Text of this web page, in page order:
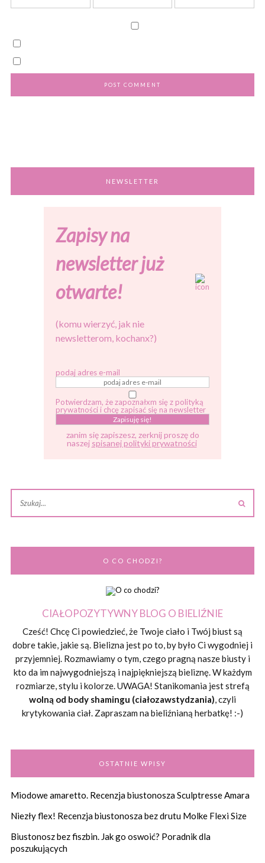
NEWSLETTER
Zapisy na
newsletter już
otwarte!
(komu wierzyć, jak nie
newsletterom, kochanx?)
podaj adres e-mail
Potwierdzam, że zapoznałxm się z polityką
prywatności i chcę zapisać się na newsletter
zanim się zapiszesz, zerknij proszę do
naszej spisanej polityki prywatności
O CO CHODZI?
CIAŁOPOZYTYWNY BLOG O BIELIŹNIE
Cześć! Chcę Ci powiedzieć, że Twoje ciało i Twój biust są
dobre takie, jakie są. Bielizna jest po to, by było Ci wygodniej i
przyjemniej. Rozmawiamy o tym, czego pragną nasze biusty i
kto da im najwygodniejszą i najpiękniejszą bieliznę. W każdym
rozmiarze, stylu i kolorze. UWAGA! Stanikomania jest strefą
wolną od body shamingu (ciałozawstydzania), czyli
krytykowania ciał. Zapraszam na bieliźnianą herbatkę! :-)
OSTATNIE WPISY
Miodowe amaretto. Recenzja biustonosza Sculptresse Amara
Niezły flex! Recenzja biustonosza bez drutu Molke Flexi Size
Biustonosz bez fiszbin. Jak go oswoić? Poradnik dla
poszukujących